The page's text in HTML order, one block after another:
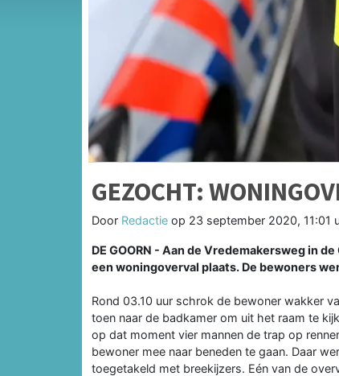
GEZOCHT:
Door Redactie op 23 september 2020, 11:01
DE GOORN - Aan de Vredemakersweg in
een woningoverval plaats. De bewoners
Rond 03.10 uur schrok de bewoner wakker
toen naar de badkamer om uit het raam te
op dat moment vier mannen de trap op
bewoner mee naar beneden te gaan. Daar
toegetakeld met breekijzers. Eén van de